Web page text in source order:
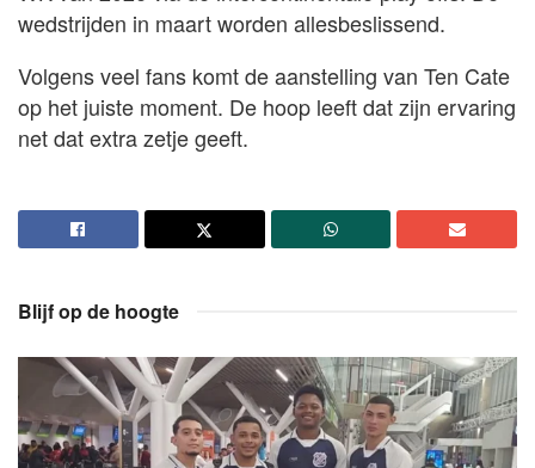
wedstrijden in maart worden allesbeslissend.
Volgens veel fans komt de aanstelling van Ten Cate
op het juiste moment. De hoop leeft dat zijn ervaring
net dat extra zetje geeft.
Blijf op de hoogte